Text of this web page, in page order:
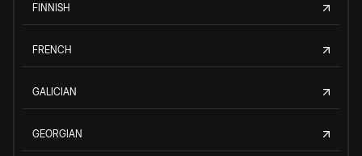
FINNISH
FRENCH
GALICIAN
GEORGIAN